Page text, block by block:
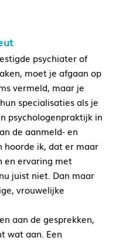
psychiater of
moet je afgaan op
vermeld, maar je
specialisaties als je
psychologenpraktijk in
de aanmeld- en
hoorde ik, dat er maar
en ervaring met
juist niet. Dan maar
vrouwelijke
aan de gesprekken,
wat aan. Een